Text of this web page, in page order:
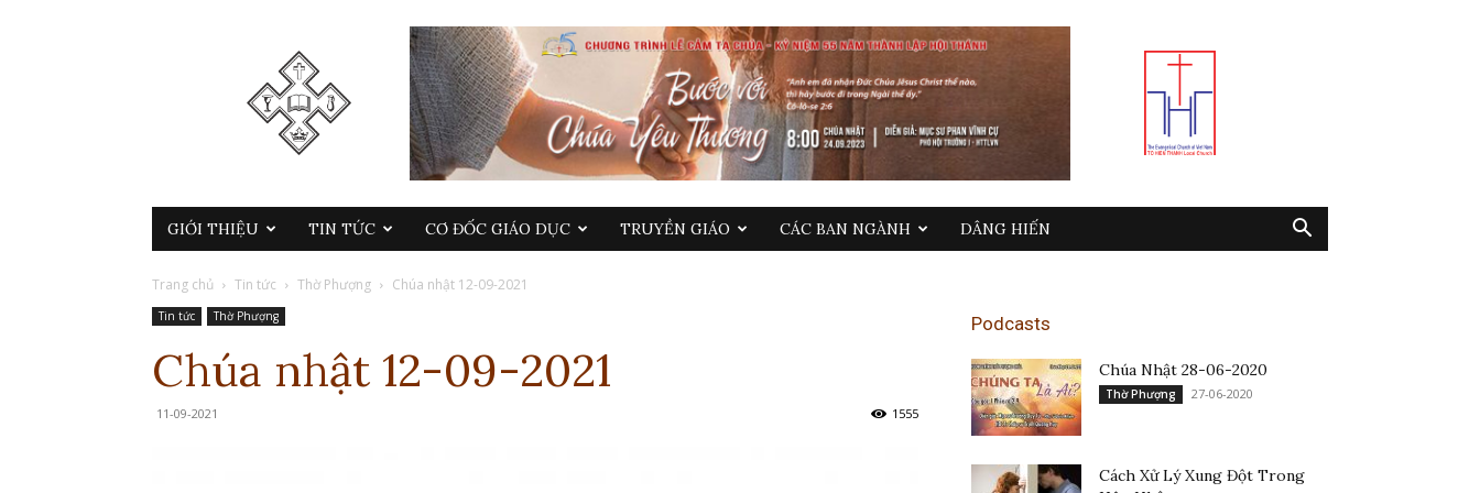
GIỚI THIỆU TIN TỨC CƠ ĐỐC GIÁO DỤC TRUYỀN GIÁO CÁC BAN NGÀNH DÂNG HIẾN
Trang chủ Tin tức Thờ Phượng Chúa nhật 12-09-2021
Tin tức Thờ Phượng
Chúa nhật 12-09-2021
11-09-2021 1555
Podcasts
Chúa Nhật 28-06-2020
Thờ Phượng 27-06-2020
Cách Xử Lý Xung Đột Trong